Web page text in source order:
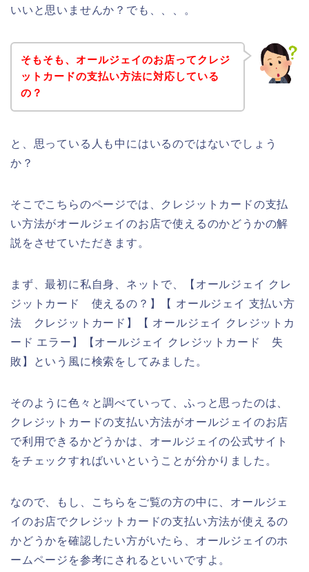
いいと思いませんか？でも、、、。
そもそも、オールジェイのお店ってクレジ
ットカードの支払い方法に対応している
の？
と、思っている人も中にはいるのではないでしょう
か？
そこでこちらのページでは、クレジットカードの支払
い方法がオールジェイのお店で使えるのかどうかの解
説をさせていただきます。
まず、最初に私自身、ネットで、【オールジェイ クレ
ジットカード 使えるの？】【 オールジェイ 支払い方
法 クレジットカード】【 オールジェイ クレジットカ
ード エラー】【オールジェイ クレジットカード 失
敗】という風に検索をしてみました。
そのように色々と調べていって、ふっと思ったのは、
クレジットカードの支払い方法がオールジェイのお店
で利用できるかどうかは、オールジェイの公式サイト
をチェックすればいいということが分かりました。
なので、もし、こちらをご覧の方の中に、オールジェ
イのお店でクレジットカードの支払い方法が使えるの
かどうかを確認したい方がいたら、オールジェイのホ
ームページを参考にされるといいですよ。